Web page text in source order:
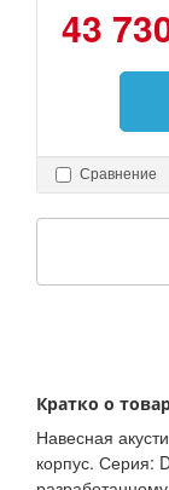
43
Сравнение
Кратко о
Навесная
корпус. Серия: